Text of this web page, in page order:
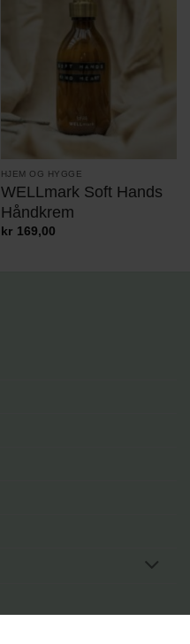
HJEM OG HYGGE
WELLmark Soft Hands
Håndkrem
kr 169,00